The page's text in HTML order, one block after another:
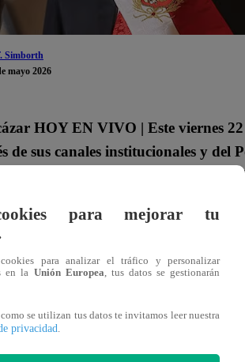
Simborth
mayo 2026
HOY EN VIVO | Este viernes
de sus canales institucionales y del
En Latina Noticias te contamos
Política
22/05/2026
14:19
mesas de
sufragio en Lima
para mejorar tu
para analizar el tráfico y personalizar
en la Unión Europea , tus datos se gestionarán
se utilizan tus datos te invitamos leer nuestra
privacidad